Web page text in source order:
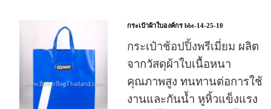
กระเป๋าผ้าใบองค์กร bbt-14-25-10
กระเป๋าช้อปปิ้งพรีเมี่ยม ผลิต
จากวัสดุผ้าใบเนื้อหนา
คุณภาพสูง ทนทานต่อการใช้
งานและกันน้ำ หูหิ้วแข็งแรง